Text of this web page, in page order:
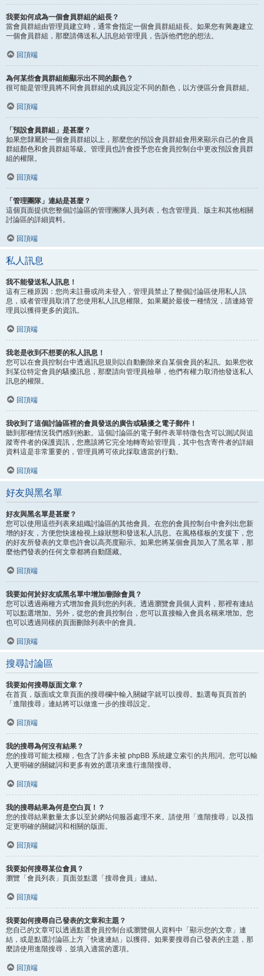
我要如何成為一個會員群組的組長？
當會員群組由管理員建立時，通常會指定一個會員群組組長。如果您有興趣建立
一個會員群組，那麼請傳送私人訊息給管理員，告訴他們您的想法。
回頂端
為何某些會員群組能顯示出不同的顏色？
很可能是管理員將不同會員群組的成員設定不同的顏色，以方便區分會員群組。
回頂端
「預設會員群組」是甚麼？
如果您隸屬於一個會員群組以上，那麼您的預設會員群組會用來顯示自己的會員
群組顏色和會員群組等級。管理員也許會授予您在會員控制台中更改預設會員群
組的權限。
回頂端
「管理團隊」連結是甚麼？
這個頁面提供您整個討論區的管理團隊人員列表，包含管理員、版主和其他相關
討論區的詳細資料。
回頂端
私人訊息
我不能發送私人訊息！
這有三種原因：您尚未註冊或尚未登入，管理員禁止了整個討論區使用私人訊
息，或者管理員取消了您使用私人訊息權限。如果屬於最後一種情況，請連絡管
理員以獲得更多的資訊。
回頂端
我老是收到不想要的私人訊息！
您可以在會員控制台中透過訊息規則以自動刪除來自某個會員的私訊。如果您收
到某位特定會員的騷擾訊息，那麼請向管理員檢舉，他們有權力取消他發送私人
訊息的權限。
回頂端
我收到了這個討論區裡的會員發送的廣告或騷擾之電子郵件！
聽到那種情況我們感到抱歉。這個討論區的電子郵件表單特徵包含可以測試與追
蹤寄件者的保護資訊，您應該將它完全地轉寄給管理員，其中包含寄件者的詳細
資料這是非常重要的，管理員將可依此採取適當的行動。
回頂端
好友與黑名單
好友與黑名單是甚麼？
您可以使用這些列表來組織討論區的其他會員。在您的會員控制台中會列出您新
增的好友，方便您快速檢視上線狀態和發送私人訊息。在風格樣板的支援下，您
的好友所發表的文章也許會以高亮度顯示。如果您將某個會員加入了黑名單，那
麼他們發表的任何文章都將自動隱藏。
回頂端
我要如何於好友或黑名單中增加/刪除會員？
您可以透過兩種方式增加會員到您的列表。透過瀏覽會員個人資料，那裡有連結
可以點選增加。另外，從您的會員控制台，您可以直接輸入會員名稱來增加。您
也可以透過同樣的頁面刪除列表中的會員。
回頂端
搜尋討論區
我要如何搜尋版面文章？
在首頁，版面或文章頁面的搜尋欄中輸入關鍵字就可以搜尋。點選每頁頁首的
「進階搜尋」連結將可以做進一步的搜尋設定。
回頂端
我的搜尋為何沒有結果？
您的搜尋可能太模糊，包含了許多未被 phpBB 系統建立索引的共用詞。您可以輸
入更明確的關鍵詞和更多有效的選項來進行進階搜尋。
回頂端
我的搜尋結果為何是空白頁！？
您的搜尋結果數量太多以至於網站伺服器處理不來。請使用「進階搜尋」以及指
定更明確的關鍵詞和相關的版面。
回頂端
我要如何搜尋某位會員？
瀏覽「會員列表」頁面並點選「搜尋會員」連結。
回頂端
我要如何搜尋自己發表的文章和主題？
您自己的文章可以透過點選會員控制台或瀏覽個人資料中「顯示您的文章」連
結，或是點選討論區上方「快速連結」以獲得。如果要搜尋自己發表的主題，那
麼請使用進階搜尋，並填入適當的選項。
回頂端